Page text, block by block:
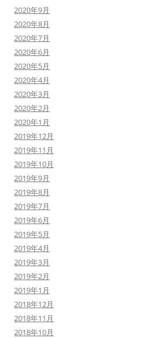
2020年9月
2020年8月
2020年7月
2020年6月
2020年5月
2020年4月
2020年3月
2020年2月
2020年1月
2019年12月
2019年11月
2019年10月
2019年9月
2019年8月
2019年7月
2019年6月
2019年5月
2019年4月
2019年3月
2019年2月
2019年1月
2018年12月
2018年11月
2018年10月